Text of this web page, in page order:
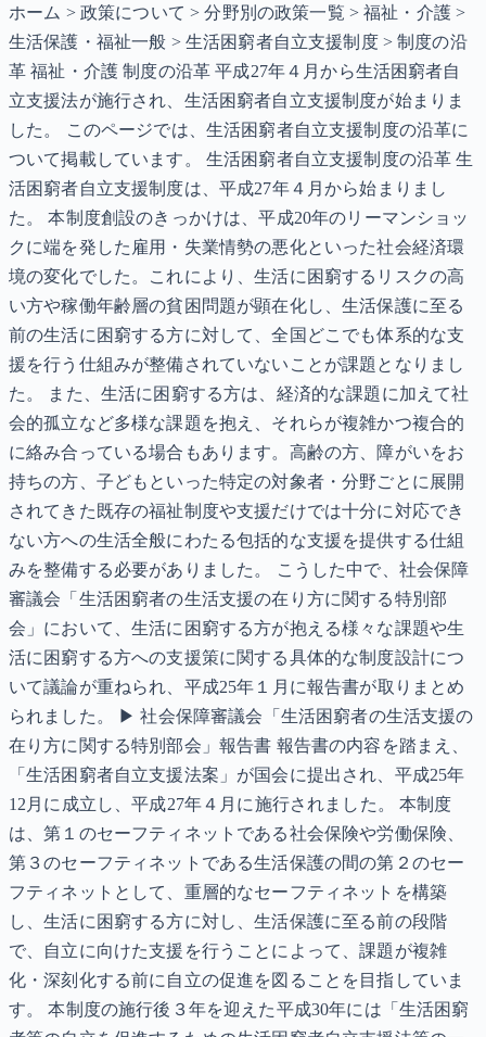
ホーム > 政策について > 分野別の政策一覧 > 福祉・介護 >
生活保護・福祉一般 > 生活困窮者自立支援制度 > 制度の沿
革 福祉・介護 制度の沿革 平成27年４月から生活困窮者自
立支援法が施行され、生活困窮者自立支援制度が始まりま
した。 このページでは、生活困窮者自立支援制度の沿革に
ついて掲載しています。 生活困窮者自立支援制度の沿革 生
活困窮者自立支援制度は、平成27年４月から始まりまし
た。 本制度創設のきっかけは、平成20年のリーマンショッ
クに端を発した雇用・失業情勢の悪化といった社会経済環
境の変化でした。これにより、生活に困窮するリスクの高
い方や稼働年齢層の貧困問題が顕在化し、生活保護に至る
前の生活に困窮する方に対して、全国どこでも体系的な支
援を行う仕組みが整備されていないことが課題となりまし
た。 また、生活に困窮する方は、経済的な課題に加えて社
会的孤立など多様な課題を抱え、それらが複雑かつ複合的
に絡み合っている場合もあります。高齢の方、障がいをお
持ちの方、子どもといった特定の対象者・分野ごとに展開
されてきた既存の福祉制度や支援だけでは十分に対応でき
ない方への生活全般にわたる包括的な支援を提供する仕組
みを整備する必要がありました。 こうした中で、社会保障
審議会「生活困窮者の生活支援の在り方に関する特別部
会」において、生活に困窮する方が抱える様々な課題や生
活に困窮する方への支援策に関する具体的な制度設計につ
いて議論が重ねられ、平成25年１月に報告書が取りまとめ
られました。 ▶ 社会保障審議会「生活困窮者の生活支援の
在り方に関する特別部会」報告書 報告書の内容を踏まえ、
「生活困窮者自立支援法案」が国会に提出され、平成25年
12月に成立し、平成27年４月に施行されました。 本制度
は、第１のセーフティネットである社会保険や労働保険、
第３のセーフティネットである生活保護の間の第２のセー
フティネットとして、重層的なセーフティネットを構築
し、生活に困窮する方に対し、生活保護に至る前の段階
で、自立に向けた支援を行うことによって、課題が複雑
化・深刻化する前に自立の促進を図ることを目指していま
す。 本制度の施行後３年を迎えた平成30年には「生活困窮